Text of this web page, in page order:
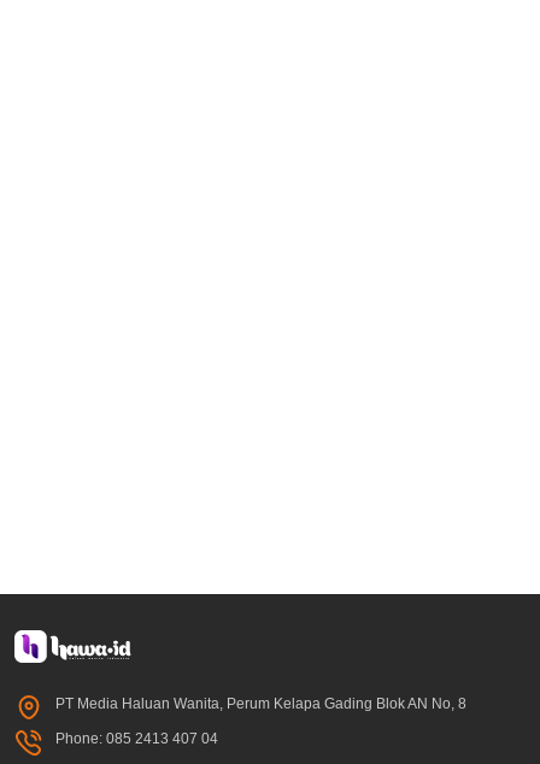
PT Media Haluan Wanita, Perum Kelapa Gading Blok AN No, 8
Phone: 085 2413 407 04